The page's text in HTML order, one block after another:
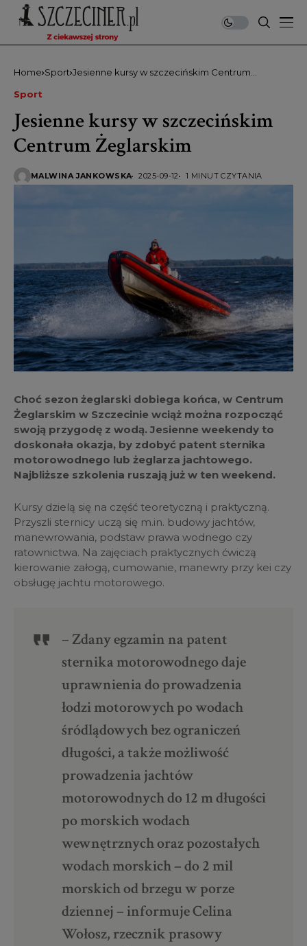
Home Sport Jesienne kursy w szczecińskim Centrum
Sport
Jesienne kursy w szczecińskim
Centrum Żeglarskim
MALWINA JANKOWSKA 2025-09-12 1 MINUT CZYTANIA
Choć sezon żeglarski dobiega końca, w Centrum
Żeglarskim w Szczecinie wciąż można rozpocząć
swoją przygodę z wodą. Jesienne weekendy to
doskonała okazja, by zdobyć patent sternika
motorowodnego lub żeglarza jachtowego.
Najbliższe szkolenia ruszają już w ten weekend.
Kursy dzielą się na część teoretyczną i praktyczną.
Przyszli sternicy uczą się m.in. budowy jachtów,
manewrowania, podstaw prawa wodnego czy
ratownictwa. Na zajęciach praktycznych ćwiczą
kierowanie załogą, cumowanie, manewry przy kei czy
obsługę jachtu motorowego.
– Zdany egzamin na patent
sternika motorowodnego daje
uprawnienia do prowadzenia
łodzi motorowych po wodach
śródlądowych bez ograniczeń
długości, a także możliwość
prowadzenia jachtów
motorowodnych do 12 m długości
po morskich wodach
wewnętrznych oraz pozostałych
wodach morskich – do 2 mil
morskich od brzegu w porze
dziennej – informuje Celina
Wołosz, rzecznik prasowy